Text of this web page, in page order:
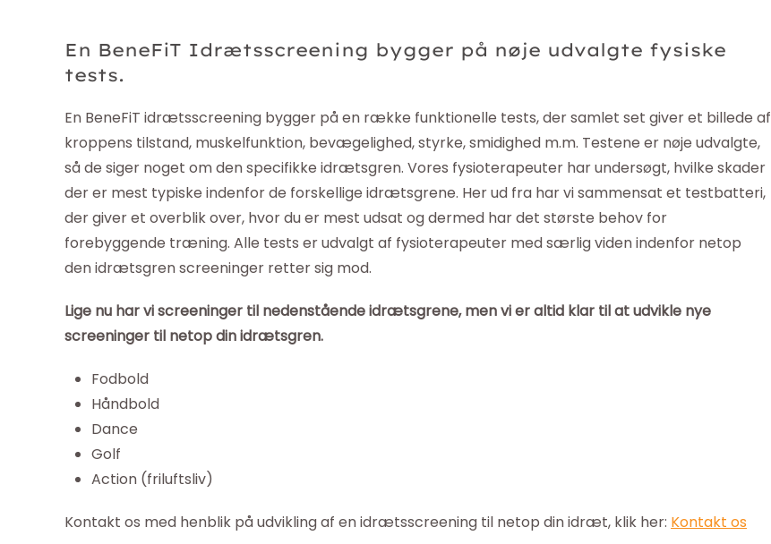
En BeneFiT Idrætsscreening bygger på nøje udvalgte fysiske
tests.
En BeneFiT idrætsscreening bygger på en række funktionelle tests, der samlet set giver et billede af
kroppens tilstand, muskelfunktion, bevægelighed, styrke, smidighed m.m. Testene er nøje udvalgte,
så de siger noget om den specifikke idrætsgren. Vores fysioterapeuter har undersøgt, hvilke skader
der er mest typiske indenfor de forskellige idrætsgrene. Her ud fra har vi sammensat et testbatteri,
der giver et overblik over, hvor du er mest udsat og dermed har det største behov for
forebyggende træning. Alle tests er udvalgt af fysioterapeuter med særlig viden indenfor netop
den idrætsgren screeninger retter sig mod.
Lige nu har vi screeninger til nedenstående idrætsgrene, men vi er altid klar til at udvikle nye
screeninger til netop din idrætsgren.
Fodbold
Håndbold
Dance
Golf
Action (friluftsliv)
Kontakt os med henblik på udvikling af en idrætsscreening til netop din idræt, klik her: Kontakt os